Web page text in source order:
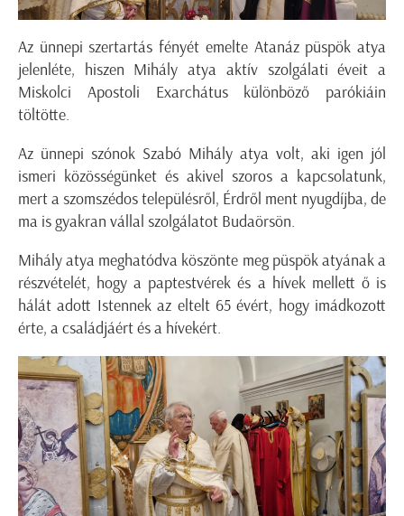
Az ünnepi szertartás fényét emelte Atanáz püspök atya
jelenléte, hiszen Mihály atya aktív szolgálati éveit a
Miskolci Apostoli Exarchátus különböző parókiáin
töltötte.
Az ünnepi szónok Szabó Mihály atya volt, aki igen jól
ismeri közösségünket és akivel szoros a kapcsolatunk,
mert a szomszédos településről, Érdről ment nyugdíjba, de
ma is gyakran vállal szolgálatot Budaörsön.
Mihály atya meghatódva köszönte meg püspök atyának a
részvételét, hogy a paptestvérek és a hívek mellett ő is
hálát adott Istennek az eltelt 65 évért, hogy imádkozott
érte, a családjáért és a hívekért.